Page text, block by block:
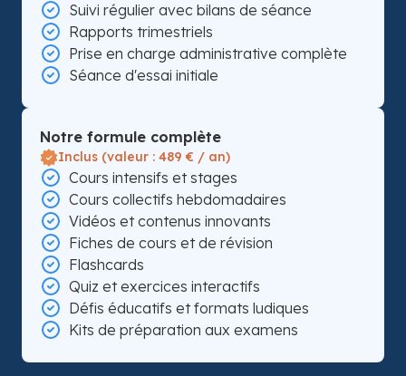
Suivi régulier avec bilans de séance
Rapports trimestriels
Prise en charge administrative complète
Séance d'essai initiale
Notre formule complète
Inclus (valeur : 489 € / an)
Cours intensifs et stages
Cours collectifs hebdomadaires
Vidéos et contenus innovants
Fiches de cours et de révision
Flashcards
Quiz et exercices interactifs
Défis éducatifs et formats ludiques
Kits de préparation aux examens